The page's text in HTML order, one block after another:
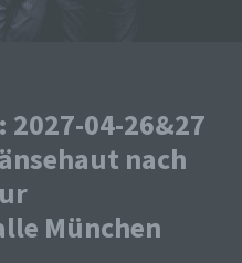
04-26&27
nach
München